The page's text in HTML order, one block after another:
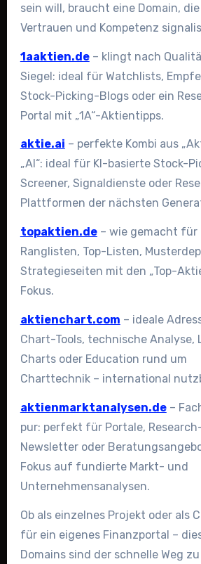
sein will, braucht eine Domain,
Vertrauen und Kompetenz
1aaktien.de– klingt nach
Siegel: ideal für Watchlists,
Stock-Picking-Blogs oder ein
Portal mit „1A“-Aktientipps.
aktie.ai – perfekte Kombi aus
„AI“: ideal für KI-basierte Stock-
Screener, Signaldienste oder
Plattformen der nächsten
topaktien.de– wie gemacht für
Ranglisten, Top-Listen,
Strategieseiten mit den „Top-
Fokus.
aktienchart.com – ideale
Chart-Tools, technische Analyse,
Charts oder Education rund um
Charttechnik – international
aktienmarktanalysen.de–
pur: perfekt für Portale,
Newsletter oder
Fokus auf fundierte Markt- und
Unternehmensanalysen.
Ob als einzelnes Projekt oder als
für ein eigenes Finanzportal –
Domains sind der schnelle Weg